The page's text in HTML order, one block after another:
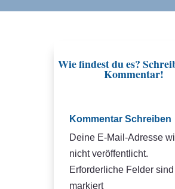
Wie findest du es?
Kommentar!
Kommentar Schreiben
Deine E-Mail-Adresse
nicht veröffentlicht.
Erforderliche Felder
markiert